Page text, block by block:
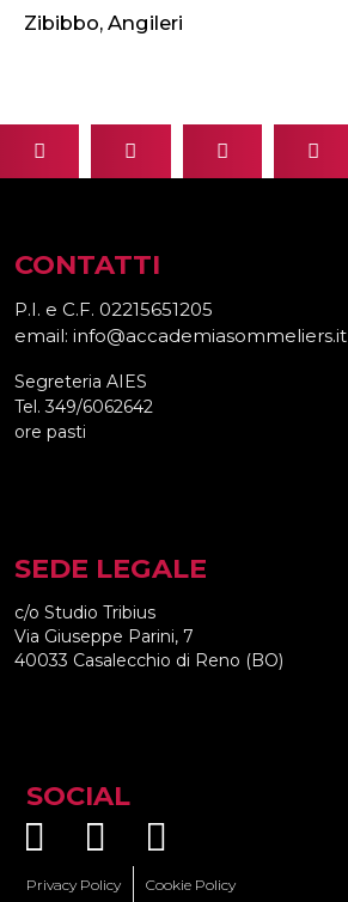
Zibibbo, Angileri
CONTATTI
P.I. e C.F. 02215651205
email: info@accademiasommeliers.it
Segreteria AIES
Tel. 349/6062642
ore pasti
SEDE LEGALE
c/o Studio Tribius
Via Giuseppe Parini, 7
40033 Casalecchio di Reno (BO)
SOCIAL
Privacy Policy Cookie Policy